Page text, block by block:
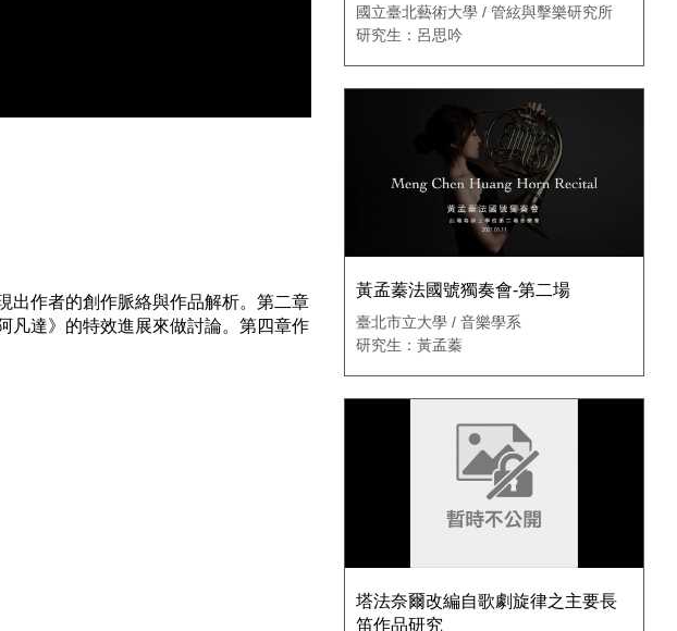
出作者的創作脈絡與作品解析。第二章
凡達》的特效進展來做討論。第四章作
國立臺北藝術大學 / 管絃與擊樂研究所
研究生：呂思吟
黃孟蓁法國號獨奏會-第二場
臺北市立大學 / 音樂學系
研究生：黃孟蓁
塔法奈爾改編自歌劇旋律之主要長
笛作品研究